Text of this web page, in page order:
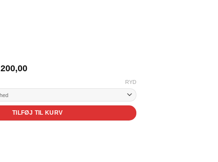
200,00Prisinterval:
RYD
TILFØJ TIL KURV